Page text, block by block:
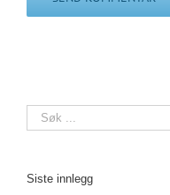
Søk
…
Siste innlegg